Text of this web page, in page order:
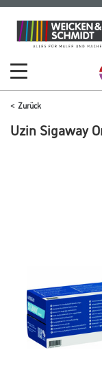
Zum
Inhalt
Zum
Navigationsmenü
Zurück
Uzin Sigaway